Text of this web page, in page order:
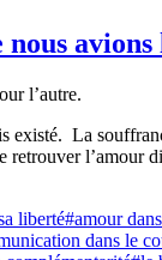
existé. La
l’amour
liberté#amour
dans le